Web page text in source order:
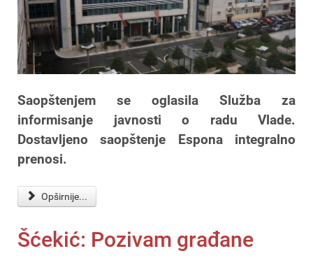
Saopštenjem se oglasila Služba za
informisanje javnosti o radu Vlade.
Dostavljeno saopštenje Espona integralno
prenosi.
Opširnije...
Šćekić: Pozivam građane